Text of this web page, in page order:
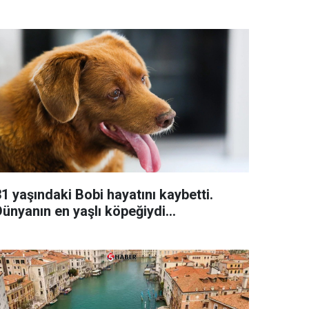
yaşındaki Bobi hayatını kaybetti.
en yaşlı köpeğiydi...